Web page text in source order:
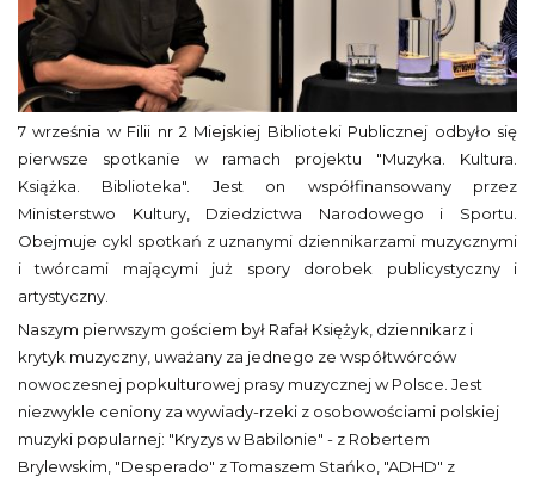
7 września w Filii nr 2 Miejskiej Biblioteki Publicznej odbyło się
pierwsze spotkanie w ramach projektu "Muzyka. Kultura.
Książka. Biblioteka". Jest on współfinansowany przez
Ministerstwo Kultury, Dziedzictwa Narodowego i Sportu.
Obejmuje cykl spotkań z uznanymi dziennikarzami muzycznymi
i twórcami mającymi już spory dorobek publicystyczny i
artystyczny.
Naszym pierwszym gościem był Rafał Księżyk, dziennikarz i
krytyk muzyczny, uważany za jednego ze współtwórców
nowoczesnej popkulturowej prasy muzycznej w Polsce. Jest
niezwykle ceniony za wywiady-rzeki z osobowościami polskiej
muzyki popularnej: "Kryzys w Babilonie" - z Robertem
Brylewskim, "Desperado" z Tomaszem Stańko, "ADHD" z